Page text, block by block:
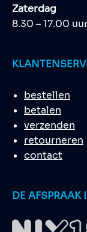
Zaterdag
8.30 – 17.00
bestellen
betalen
verzenden
retourneren
contact
DE AFSPRAAK